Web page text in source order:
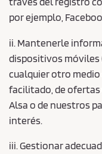
por ejemplo,
ii. Mantenerle
dispositivos móviles
cualquier otro
facilitado, de ofertas
Alsa o de nuestros
interés.
iii. Gestionar